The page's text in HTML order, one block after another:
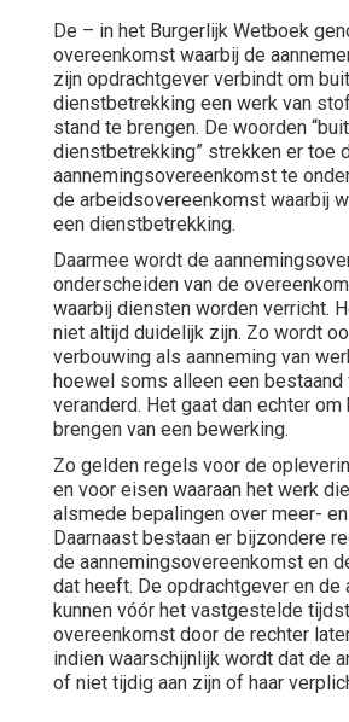
De – in het Burgerlijk Wetboek
overeenkomst waarbij de
zijn opdrachtgever verbindt om
dienstbetrekking een werk van
stand te brengen. De woorden
dienstbetrekking” strekken er toe
aannemingsovereenkomst te
de arbeidsovereenkomst waarbij
een dienstbetrekking.
Daarmee wordt de
onderscheiden van de
waarbij diensten worden verricht.
niet altijd duidelijk zijn. Zo wordt
verbouwing als aanneming van
hoewel soms alleen een
veranderd. Het gaat dan echter om
brengen van een bewerking.
Zo gelden regels voor de
en voor eisen waaraan het werk
alsmede bepalingen over meer-
Daarnaast bestaan er bijzondere
de aannemingsovereenkomst en
dat heeft. De opdrachtgever en de
kunnen vóór het vastgestelde
overeenkomst door de rechter
indien waarschijnlijk wordt dat de
of niet tijdig aan zijn of haar